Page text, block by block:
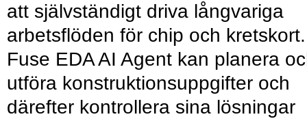
att självständigt driva långvariga
arbetsflöden för chip och kretskort.
Fuse EDA AI Agent kan planera
utföra konstruktionsuppgifter och
därefter kontrollera sina lösningar